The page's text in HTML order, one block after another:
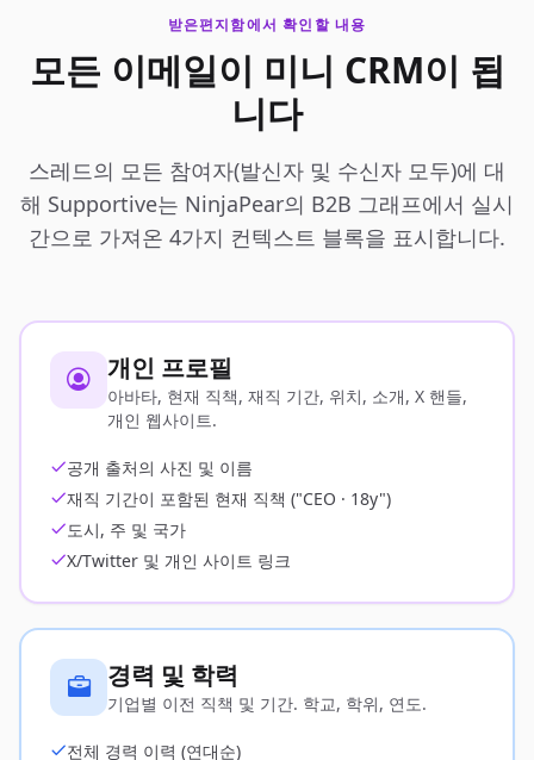
받은편지함에서 확인할 내용
모든 이메일이 미니 CRM이 됩
니다
스레드의 모든 참여자(발신자 및 수신자 모두)에 대
해 Supportive는 NinjaPear의 B2B 그래프에서 실시
간으로 가져온 4가지 컨텍스트 블록을 표시합니다.
개인 프로필
아바타, 현재 직책, 재직 기간, 위치, 소개, X 핸들,
개인 웹사이트.
공개 출처의 사진 및 이름
재직 기간이 포함된 현재 직책 ("CEO · 18y")
도시, 주 및 국가
X/Twitter 및 개인 사이트 링크
경력 및 학력
기업별 이전 직책 및 기간. 학교, 학위, 연도.
전체 경력 이력 (연대순)